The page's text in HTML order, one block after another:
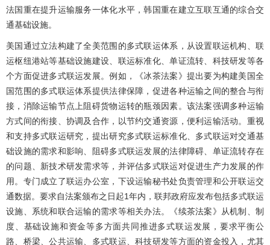
法国重在提升运输服务一体化水平，韩国重在建立互联互通的综合交
通基础设施。
美国通过立法构建了全美范围的多式联运体系，从设置联运机构、联
运枢纽港站等基础设施建设、联运标准化、单证流转、科技研发等各
个方面促进多式联运发展。例如，《冰茶法案》提出要为构建美国全
国范围的多式联运体系提供法律保障，促进各种运输之间的整合与衔
接，消除运输节点上阻碍货物运转的瓶颈因素。该法案强调多种运输
方式间的衔接、协调及合作，以节约交通资源，便利运输活动。重视
和支持多式联运研究，提出研究多式联运标准化、多式联运对交通基
础设施的需求和影响、阻碍多式联运发展的法律障碍、单证流转存在
的问题、新技术研发需求等，并评估多式联运对促进生产力发展的作
用。专门成立了联运办公室，下设运输秘书处负责管理和公开联运交
通数据。要求自法案颁布之日起1年内，联邦政府应发布包括多式联运
设施、系统和联合运输的需求等相关办法。《续茶法案》从机制、制
度、基础设施和资金等多方面共同推进多式联运发展，要求平衡公
路、桥梁、公共运输、多式联运、科技研发等方面的资金投入，尤其